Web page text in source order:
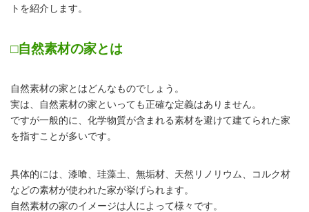
トを紹介します。
□自然素材の家とは
自然素材の家とはどんなものでしょう。
実は、自然素材の家といっても正確な定義はありません。
ですが一般的に、化学物質が含まれる素材を避けて建てられた家
を指すことが多いです。
具体的には、漆喰、珪藻土、無垢材、天然リノリウム、コルク材
などの素材が使われた家が挙げられます。
自然素材の家のイメージは人によって様々です。